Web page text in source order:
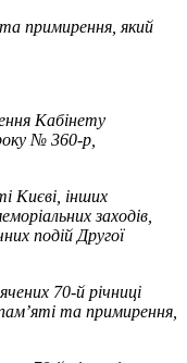
примирення, який
Кабінету
№ 360-р,
Києві, інших
заходів,
подій Другої
70-й річниці
та примирення,